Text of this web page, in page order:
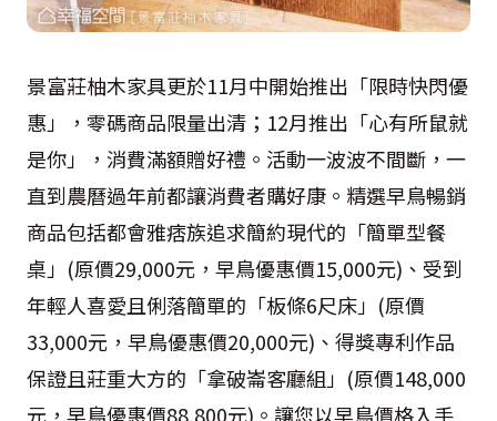
景富莊柚木家具更於11月中開始推出「限時快閃優
惠」，零碼商品限量出清； 12月推出「心有所鼠就
是你」，消費滿額贈好禮。活動一波波不間斷，一
直到農曆過年前都讓消費者購好康。精選早鳥暢銷
商品包括都會雅痞族追求簡約現代的「簡單型餐
桌」 (原價29,000元，早鳥優惠價15,000元) 、受到
年輕人喜愛且俐落簡單的「板條6尺床」 (原價
33,000元，早鳥優惠價20,000元) 、得獎專利作品
保證且莊重大方的「拿破崙客廳組」 (原價148,000
元，早鳥優惠價88,800元) 。讓您以早鳥價格入手